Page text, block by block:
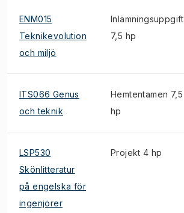
ENM015
Teknikevolution
och miljö
Inlämningsuppgift
7,5 hp
ITS066 Genus
och teknik
Hemtentamen 7,5
hp
LSP530
Skönlitteratur
på engelska för
ingenjörer
Projekt 4 hp